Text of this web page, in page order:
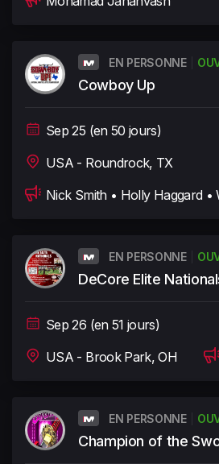
EN PERSONNE
Cowboy Up
Sep 25 (en 50 jours)
USA - Roundrock, TX
Nick Smith • Holly Haggard
EN PERSONNE
DeCore Elite
Sep 26 (en 51 jours)
USA - Brook Park, OH
EN PERSONNE
Champion of the